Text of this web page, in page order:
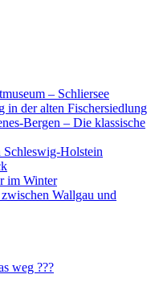
– Schliersee
in der alten Fischersiedlung
Bergen – Die klassische
Schleswig-Holstein
im Winter
Wallgau und
weg ???